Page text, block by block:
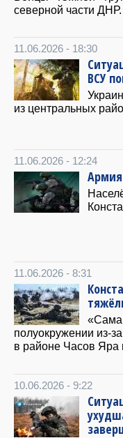
северной части ДНР.
11.06.2026 - 18:30
ВСУ
из центральных
11.06.2026 - 12:24
Армия
11.06.2026 - 8:31
«Сама
полуокружении из-
в районе Часов Яра
10.06.2026 - 9:22